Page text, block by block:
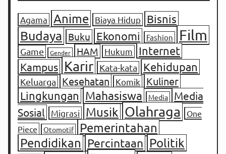
Agama Anime Biaya Hidup Bisnis
Budaya Buku Ekonomi Fashion Film
Game Gender HAM Hukum
Internet
Kampus Karir Kata-kata Kehidupan
Keluarga Kesehatan Komik Kuliner
Lingkungan Mahasiswa Media
Media
Sosial
Migrasi Musik Olahraga
One
Piece
Otomotif
Pemerintahan
Pendidikan Percintaan Politik